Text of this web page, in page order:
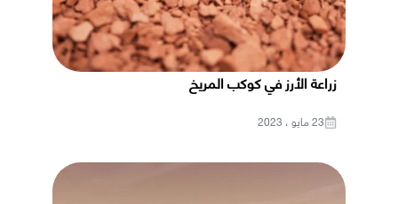
زراعة الأرز في كوكب المريخ
23 مايو ، 2023